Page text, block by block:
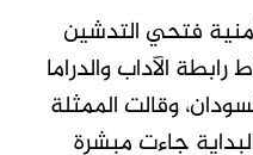
فتحي التدشين
الآداب والدراما
وقالت الممثلة
جاءت مبشرة